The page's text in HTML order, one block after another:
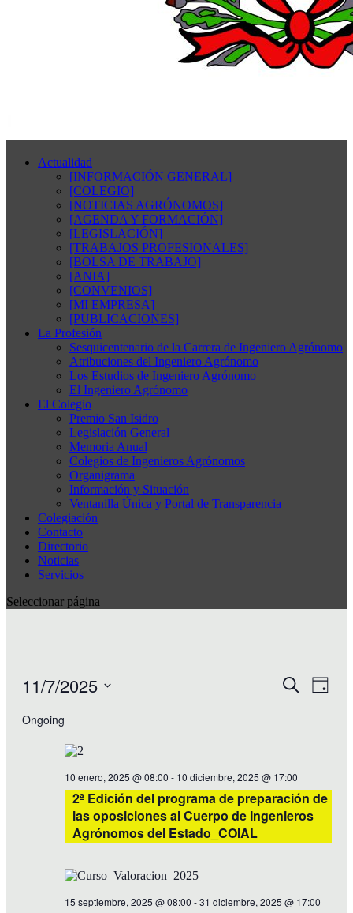
Actualidad
[INFORMACIÓN GENERAL]
[COLEGIO]
[NOTICIAS AGRÓNOMOS]
[AGENDA Y FORMACIÓN]
[LEGISLACIÓN]
[TRABAJOS PROFESIONALES]
[BOLSA DE TRABAJO]
[ANIA]
[CONVENIOS]
[MI EMPRESA]
[PUBLICACIONES]
La Profesión
Sesquicentenario de la Carrera de Ingeniero Agrónomo
Atribuciones del Ingeniero Agrónomo
Los Estudios de Ingeniero Agrónomo
El Ingeniero Agrónomo
El Colegio
Premio San Isidro
Legislación General
Memoria Anual
Colegios de Ingenieros Agrónomos
Organigrama
Información y Situación
Ventanilla Única y Portal de Transparencia
Colegiación
Contacto
Directorio
Noticias
Servicios
Seleccionar página
Events
Search
Day
11/7/2025
date.
Ongoing
10 enero, 2025 @ 08:00 - 10 diciembre, 2025 @ 17:00
2ª Edición del programa de preparación de
las oposiciones al Cuerpo de Ingenieros
Agrónomos del Estado_COIAL
15 septiembre, 2025 @ 08:00 -31 diciembre, 2025 @ 17:00